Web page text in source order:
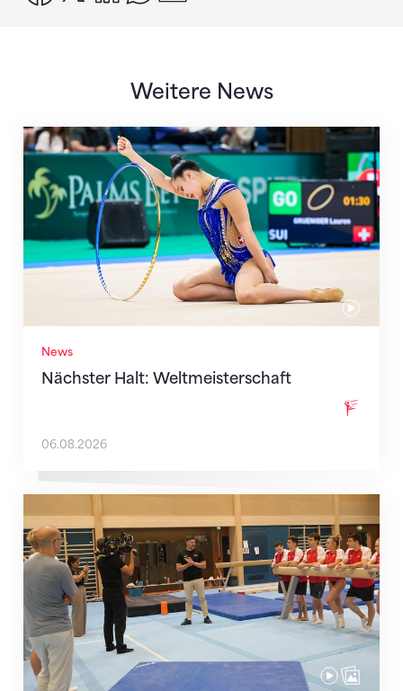
Weitere News
News
Nächster Halt: Weltmeisterschaft
Nächster Halt: Weltmeisterschaft
06.08.2026
Mit klaren Zielen nach Zagreb